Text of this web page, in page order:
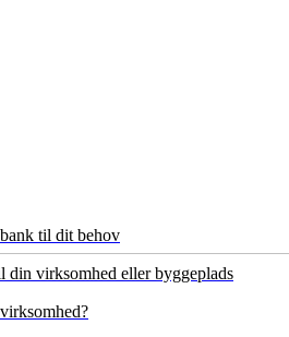
til dit behov
din virksomhed eller byggeplads